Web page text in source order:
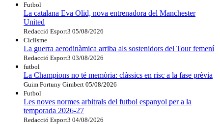
Futbol
La catalana Eva Olid, nova entrenadora del Manchester
United
Redacció Esport3 05/08/2026
Ciclisme
La guerra aerodinàmica arriba als sostenidors del Tour femení
Redacció Esport3 03/08/2026
futbol
La Champions no té memòria: clàssics en risc a la fase prèvia
Guim Fortuny Gimbert 05/08/2026
Futbol
Les noves normes arbitrals del futbol espanyol per a la
temporada 2026-27
Redacció Esport3 04/08/2026